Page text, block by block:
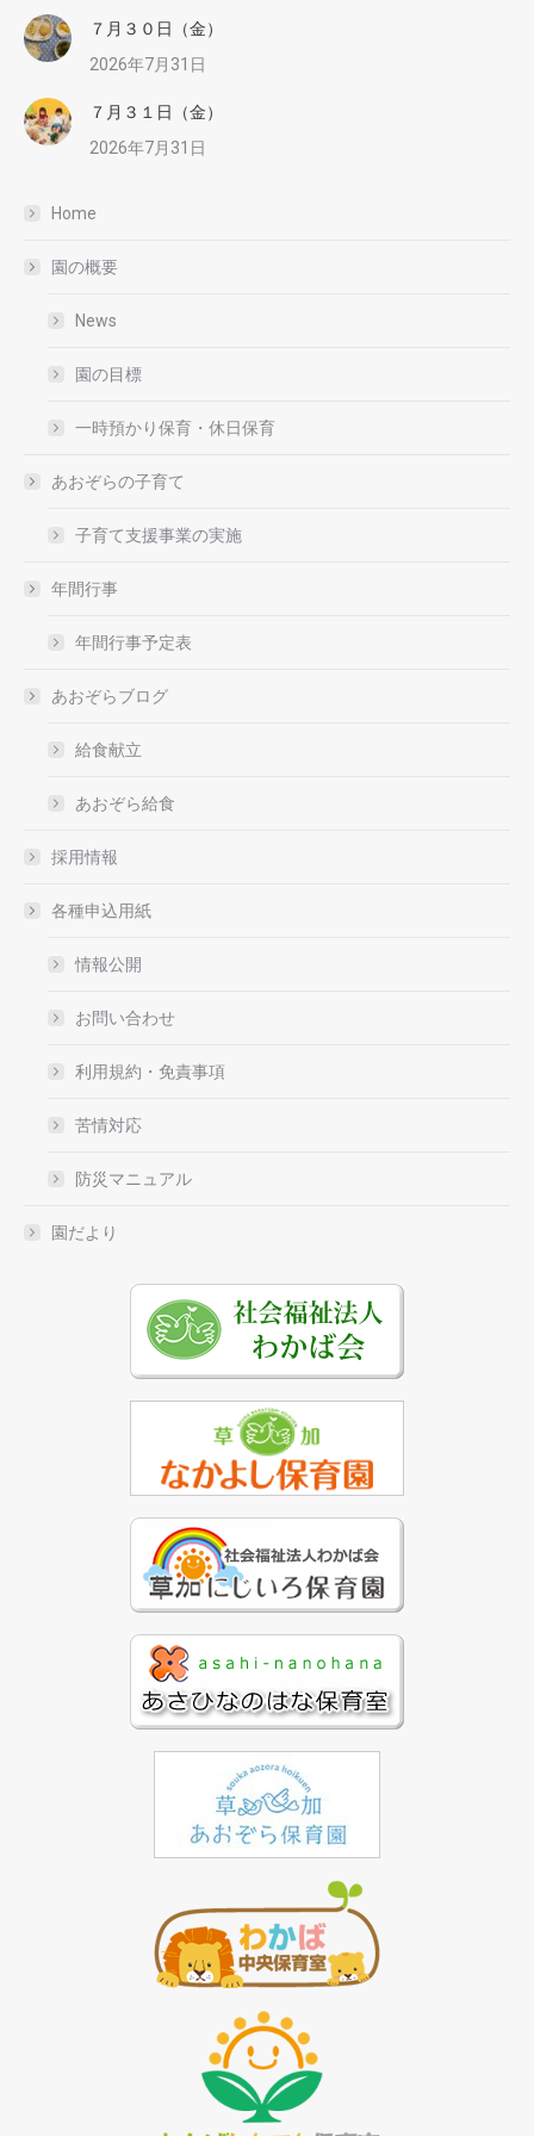
７月３０日（金）
2026年7月31日
７月３１日（金）
2026年7月31日
Home
園の概要
News
園の目標
一時預かり保育・休日保育
あおぞらの子育て
子育て支援事業の実施
年間行事
年間行事予定表
あおぞらブログ
給食献立
あおぞら給食
採用情報
各種申込用紙
情報公開
お問い合わせ
利用規約・免責事項
苦情対応
防災マニュアル
園だより